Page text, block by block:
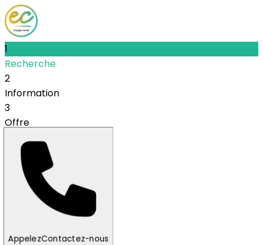
1
Recherche
2
Information
3
Offre
AppelezContactez-nous